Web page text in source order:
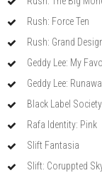
Rush: Force Ten
Rush: Grand
Geddy Lee: My
Geddy Lee:
Black Label
Rafa Identity: Pink
Slift Fantasia
Slift: Coruppted